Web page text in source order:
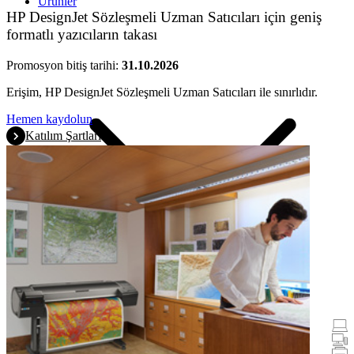
Dizüstü Bilgisayarlar ve Tabletler
Masaüstü
Promosyonlar
HP DesignJet Sözleşmeli Uzman Satıcıları için geniş
formatlı yazıcıların takası
Promosyon bitiş tarihi: 31.10.2026
Erişim, HP DesignJet Sözleşmeli Uzman Satıcıları ile sınırlıdır.
Hemen kaydolun
Katılım Şartları